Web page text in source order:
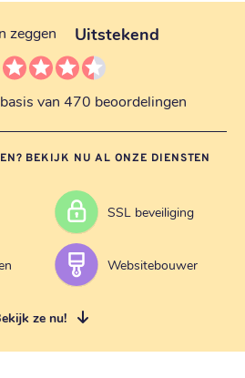
zeggen Uitstekend
van 470 beoordelingen
BEKIJK NU AL ONZE DIENSTEN
SSL beveiliging
Websitebouwer
ze nu!